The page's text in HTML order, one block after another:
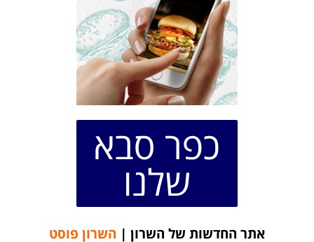
כפר סבא
שלנו
אתר החדשות של השרון | השרון פוסט